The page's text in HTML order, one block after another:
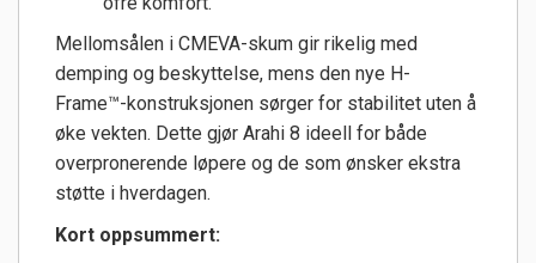
Mellomsålen i CMEVA-skum gir rikelig med
demping og beskyttelse, mens den nye H-
Frame™-konstruksjonen sørger for stabilitet uten å
øke vekten. Dette gjør Arahi 8 ideell for både
overpronerende løpere og de som ønsker ekstra
støtte i hverdagen.
Kort oppsummert: